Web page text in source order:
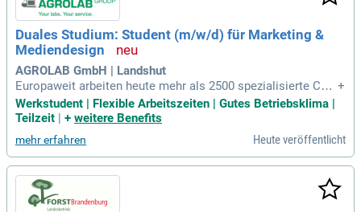
Duales Studium: Student (m/w/d) für Marketing &
Mediendesign
AGROLAB GmbH | Landshut
Europaweit arbeiten heute mehr als 2500 spezialisierte Che
mielaboranten, Naturwissenschaftler und Kaufleute, sowie z
ahlreiche motivierte Anlernkräfte und Aushilfen Hand in Han
+
Werkstudent | Flexible Arbeitszeiten | Gutes Betriebsklima |
Teilzeit | + weitere Benefits
mehr erfahren Heute veröffentlicht